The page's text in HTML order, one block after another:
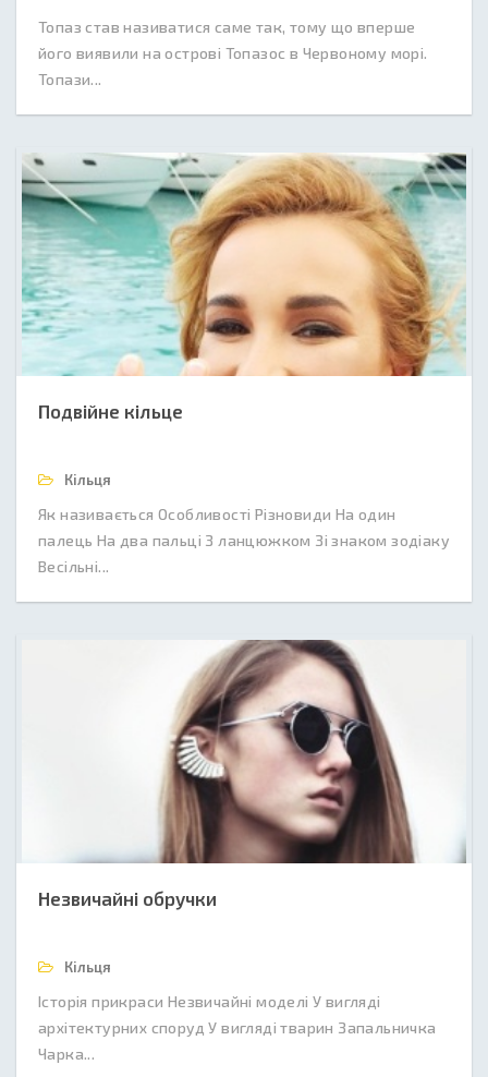
Топаз став називатися саме так, тому що вперше
його виявили на острові Топазос в Червоному морі.
Топази...
Подвійне кільце
Кільця
Як називається Особливості Різновиди На один
палець На два пальці З ланцюжком Зі знаком зодіаку
Весільні...
Незвичайні обручки
Кільця
Історія прикраси Незвичайні моделі У вигляді
архітектурних споруд У вигляді тварин Запальничка
Чарка...